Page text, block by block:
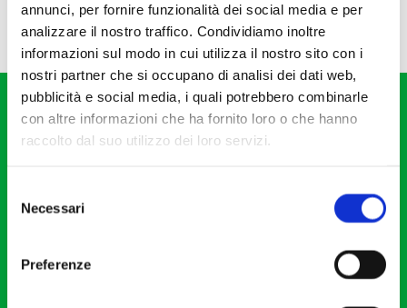
annunci, per fornire funzionalità dei social media e per
analizzare il nostro traffico. Condividiamo inoltre
informazioni sul modo in cui utilizza il nostro sito con i
nostri partner che si occupano di analisi dei dati web,
pubblicità e social media, i quali potrebbero combinarle
con altre informazioni che ha fornito loro o che hanno
raccolto dal suo utilizzo dei loro servizi.
delNecessari
Preferenze
Fondazione I Pomeriggi Musicali
Partita Iva 04410060158